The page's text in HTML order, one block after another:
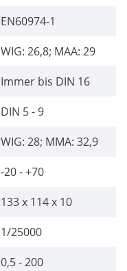
EN60974-1
WIG: 26,8; MAA: 29
Immer bis DIN 16
DIN 5 - 9
WIG: 28; MMA: 32,9
-20 - +70
133 x 114 x 10
1/25000
0,5 - 200